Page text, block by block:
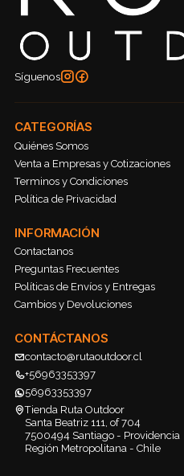
Síguenos
CATEGORÍAS
Quiénes Somos
Venta a Empresas y Cotizaciones
Terminos y Condiciones
Política de Privacidad
INFORMACIÓN
Contactanos
Preguntas Frecuentes
Políticas de Envíos y Entregas
Cambios y Devoluciones
CONTÁCTANOS
contacto@rutaoutdoor.cl
+56963353397
56963353397
Tienda Ruta Outdoor
Santa Beatriz 111, of 704
7500494 Santiago - Providencia
Región Metropolitana - Chile